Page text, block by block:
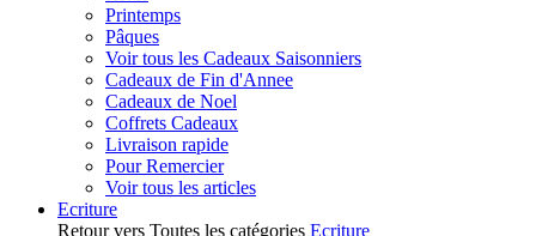
Printemps
Pâques
Voir tous les Cadeaux Saisonniers
Cadeaux de Fin d'Annee
Cadeaux de Noel
Coffrets Cadeaux
Livraison rapide
Pour Remercier
Voir tous les articles
Ecriture
Retour vers Toutes les catégories Ecriture